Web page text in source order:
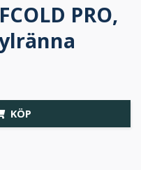
PRO,
KÖP